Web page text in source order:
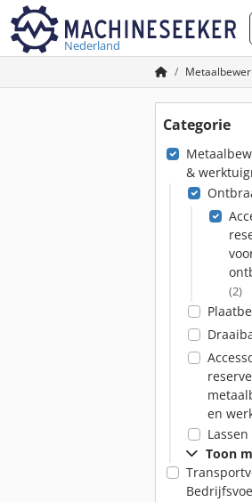
Nederland
Categorie
&
(2)
en
Toon